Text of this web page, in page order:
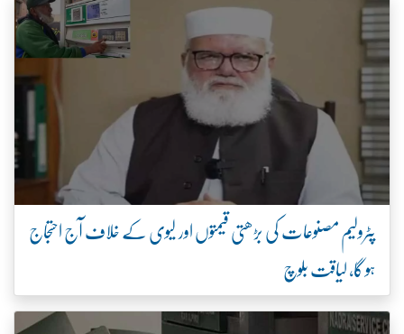
پٹرولیم مصنوعات کی بڑھتی قیمتوں اور لیوی کے خلاف آج احتجاج
ہو گا، لیاقت بلوچ